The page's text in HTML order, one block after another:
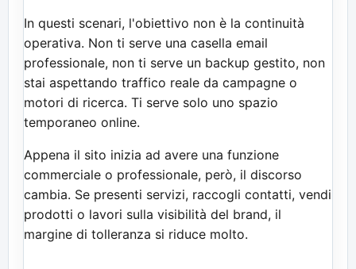
In questi scenari, l'obiettivo non è la continuità
operativa. Non ti serve una casella email
professionale, non ti serve un backup gestito, non
stai aspettando traffico reale da campagne o
motori di ricerca. Ti serve solo uno spazio
temporaneo online.
Appena il sito inizia ad avere una funzione
commerciale o professionale, però, il discorso
cambia. Se presenti servizi, raccogli contatti, vendi
prodotti o lavori sulla visibilità del brand, il
margine di tolleranza si riduce molto.